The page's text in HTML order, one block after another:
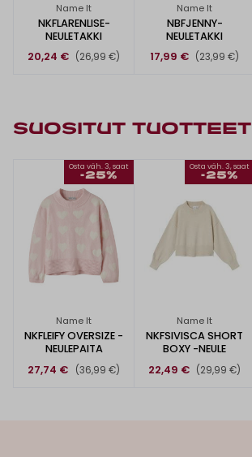
Name It
NKFLARENLISE-
NEULETAKKI
20,24 € (26,99 €)
Name It
NBFJENNY-
NEULETAKKI
17,99 € (23,99 €)
SUOSITUT TUOTTEET
Osta väh. 3, saat
-25%
Name It
NKFLEIFY OVERSIZE -
NEULEPAITA
27,74 €
(36,99 €)
Osta väh. 3, saat
-25%
Name It
NKFSIVISCA SHORT
BOXY -NEULE
22,49 € (29,99 €)